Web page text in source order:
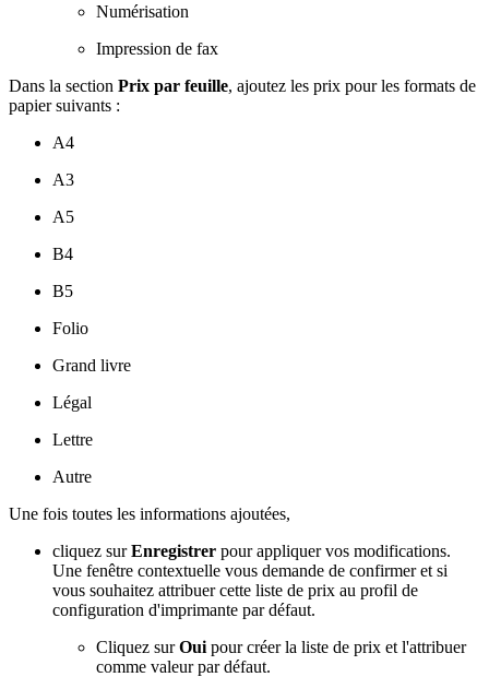
Numérisation
Impression de fax
Dans la section Prix par feuille, ajoutez les prix pour les formats de
papier suivants :
A4
A3
A5
B4
B5
Folio
Grand livre
Légal
Lettre
Autre
Une fois toutes les informations ajoutées,
cliquez surEnregistrer pour appliquer vos modifications.
Une fenêtre contextuelle vous demande de confirmer et si
vous souhaitez attribuer cette liste de prix au profil de
configuration d'imprimante par défaut.
Cliquez surOui pour créer la liste de prix et l'attribuer
comme valeur par défaut.